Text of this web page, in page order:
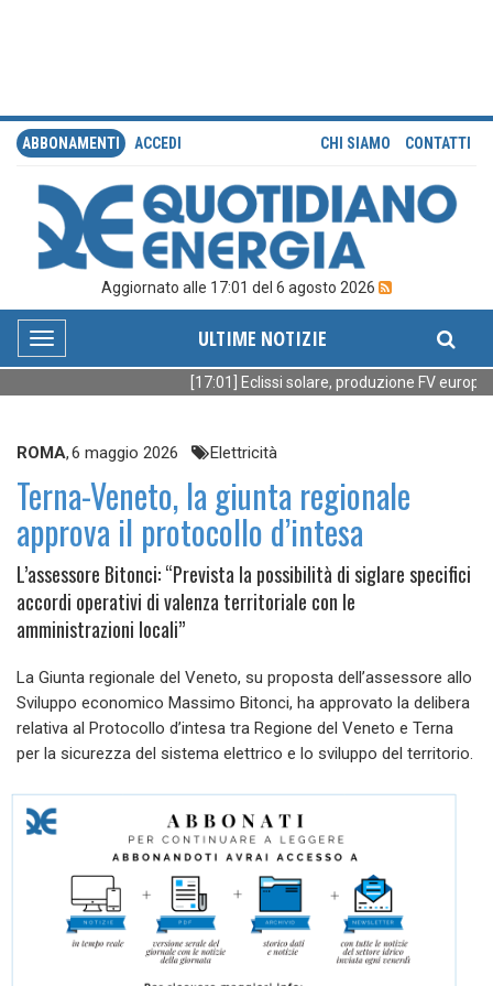
ABBONAMENTI ACCEDI CHI SIAMO CONTATTI
Aggiornato alle 17:01 del 6 agosto 2026
Toggle
navigation
ULTIME NOTIZIE
[17:01] Eclissi solare, produzione FV
ROMA,6 maggio 2026 Elettricità
Terna-Veneto, la giunta regionale
approva il protocollo d’intesa
L’assessore Bitonci: “Prevista la possibilità di siglare specifici
accordi operativi di valenza territoriale con le
amministrazioni locali”
La Giunta regionale del Veneto, su proposta dell’assessore allo
Sviluppo economico Massimo Bitonci, ha approvato la delibera
relativa al Protocollo d’intesa tra Regione del Veneto e Terna
per la sicurezza del sistema elettrico e lo sviluppo del territorio.